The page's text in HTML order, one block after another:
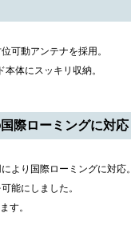
可動アンテナを採用。
体にスッキリ収納。
際ローミングに対応
より国際ローミングに対応。
能にしました。
す。